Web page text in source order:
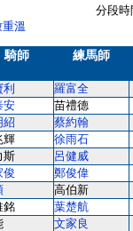
分段
溫
騎師 練馬師
羅富全
安 苗禮德
紹 蔡約翰
輝 徐雨石
斯 呂健威
俊 鄭俊偉
高伯新
銘 葉楚航
文家良